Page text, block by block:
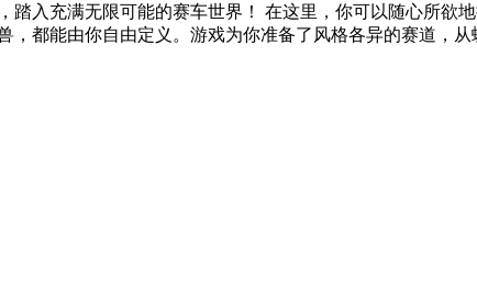
入充满无限可能的赛车世界！ 在这里，你可以随心所欲
都能由你自由定义。游戏为你准备了风格各异的赛道，从